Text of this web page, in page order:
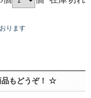
ります
品もどうぞ！ ☆